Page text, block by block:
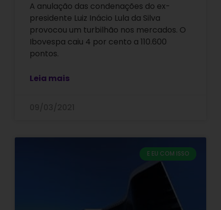
A anulação das condenações do ex-
presidente Luiz Inácio Lula da Silva
provocou um turbilhão nos mercados. O
Ibovespa caiu 4 por cento a 110.600
pontos.
Leia mais
E EU COM ISSO